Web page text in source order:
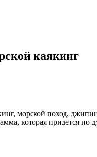
каякинг
морской поход,
которая придется